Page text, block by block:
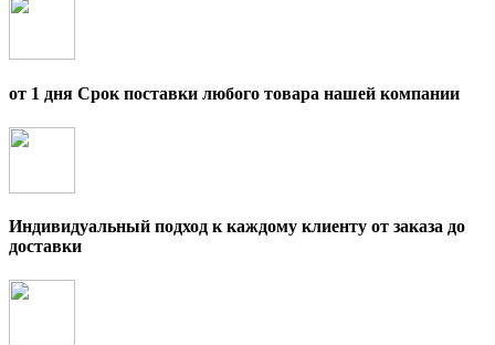
от 1 дня Срок поставки любого товара нашей компании
Индивидуальный подход к каждому клиенту от заказа до
доставки